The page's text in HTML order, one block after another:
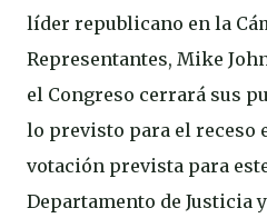
líder republicano en la
Representantes, Mike
el Congreso cerrará sus
lo previsto para el receso
votación prevista para
Departamento de Justicia